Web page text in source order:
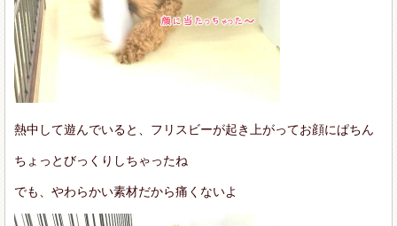
熱中して遊んでいると、フリスビーが起き上がってお顔にぱちん
ちょっとびっくりしちゃったね
でも、やわらかい素材だから痛くないよ